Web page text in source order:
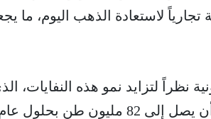
لاستعادة الذهب اليوم، ما
نظراً لتزايد نمو هذه النفايات،
يُقدر اليوم بحوالي 2.6 مليون طن، ومن المتوقع أن يصل إلى 82 مليون طن بحلول